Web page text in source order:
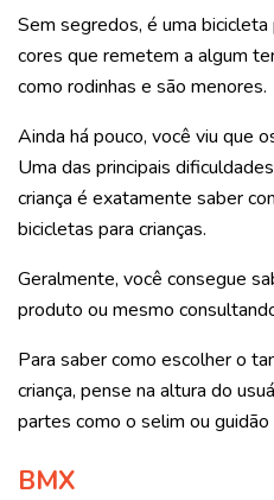
Sem segredos, é uma
cores que remetem a algum
como rodinhas e são menores.
Ainda há pouco, você viu que
Uma das principais
criança é exatamente saber
bicicletas para crianças.
Geralmente, você consegue
produto ou mesmo
Para saber como escolher o
criança, pense na altura do
partes como o selim ou
BMX